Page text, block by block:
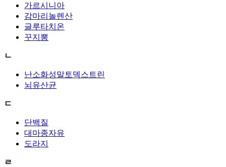
가르시니아
감마리놀렌산
글루타치온
꾸지뽕
ㄴ
난소화성말토덱스트린
뇌유산균
ㄷ
단백질
대마종자유
도라지
ㄹ